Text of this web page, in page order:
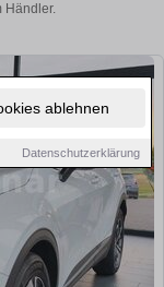
ablehnen
Datenschutzerklärung
Händler.